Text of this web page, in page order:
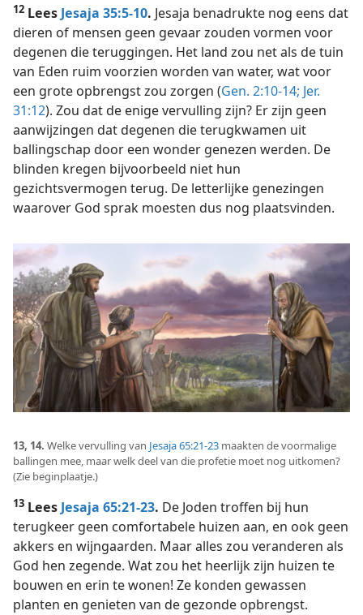
12 LeesJesaja 35:5-10. Jesaja benadrukte nog eens dat
dieren of mensen geen gevaar zouden vormen voor
degenen die teruggingen. Het land zou net als de tuin
van Eden ruim voorzien worden van water, wat voor
een grote opbrengst zou zorgen (Gen. 2:10-14; Jer.
31:12). Zou dat de enige vervulling zijn? Er zijn geen
aanwijzingen dat degenen die terugkwamen uit
ballingschap door een wonder genezen werden. De
blinden kregen bijvoorbeeld niet hun
gezichtsvermogen terug. De letterlijke genezingen
waarover God sprak moesten dus nog plaatsvinden.
13, 14. Welke vervulling van Jesaja 65:21-23 maakten de voormalige
ballingen mee, maar welk deel van die profetie moet nog uitkomen?
(Zie beginplaatje.)
13 LeesJesaja 65:21-23. De Joden troffen bij hun
terugkeer geen comfortabele huizen aan, en ook geen
akkers en wijngaarden. Maar alles zou veranderen als
God hen zegende. Wat zou het heerlijk zijn huizen te
bouwen en erin te wonen! Ze konden gewassen
planten en genieten van de gezonde opbrengst.